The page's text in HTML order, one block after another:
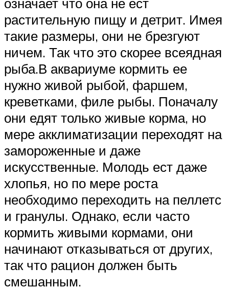
растительную пищу и детрит. Имея
такие размеры, они не брезгуют
ничем. Так что это скорее всеядная
рыба.В аквариуме кормить ее
нужно живой рыбой, фаршем,
креветками, филе рыбы. Поначалу
они едят только живые корма, но
мере акклиматизации переходят на
замороженные и даже
искусственные. Молодь ест даже
хлопья, но по мере роста
необходимо переходить на пеллетс
и гранулы. Однако, если часто
кормить живыми кормами, они
начинают отказываться от других,
так что рацион должен быть
смешанным.